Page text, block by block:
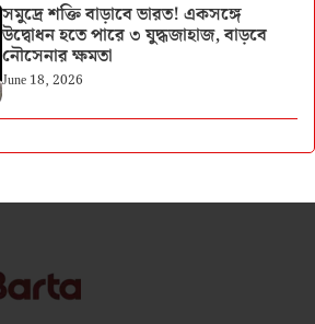
সমুদ্রে শক্তি বাড়াবে ভারত! একসঙ্গে
উদ্বোধন হতে পারে ৩ যুদ্ধজাহাজ, বাড়বে
নৌসেনার ক্ষমতা
June 18, 2026